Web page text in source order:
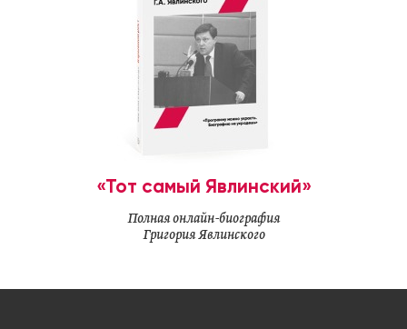
«Тот самый Явлинский»
Полная онлайн-биография
Григория Явлинского